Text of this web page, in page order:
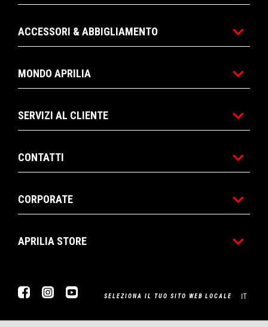
ACCESSORI & ABBIGLIAMENTO
MONDO APRILIA
SERVIZI AL CLIENTE
CONTATTI
CORPORATE
APRILIA STORE
FacebookInstagramYoutubeSELEZIONA IL TUO SITO WEB LOCALE IT